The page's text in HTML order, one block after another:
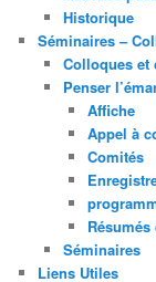
Historique
Séminaires –
Colloques et
Penser
Affiche
Appel à
Comités
Séminaires
Liens Utiles